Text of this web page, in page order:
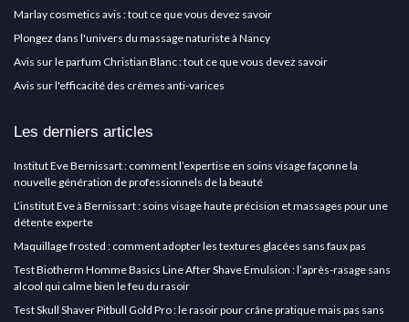
Marlay cosmetics avis : tout ce que vous devez savoir
Plongez dans l'univers du massage naturiste à Nancy
Avis sur le parfum Christian Blanc : tout ce que vous devez savoir
Avis sur l'efficacité des crèmes anti-varices
Les derniers articles
Institut Eve Bernissart : comment l’expertise en soins visage façonne la
nouvelle génération de professionnels de la beauté
L’institut Eve à Bernissart : soins visage haute précision et massages pour une
détente experte
Maquillage frosted : comment adopter les textures glacées sans faux pas
Test Biotherm Homme Basics Line After Shave Emulsion : l’après-rasage sans
alcool qui calme bien le feu du rasoir
Test Skull Shaver Pitbull Gold Pro : le rasoir pour crâne pratique mais pas sans